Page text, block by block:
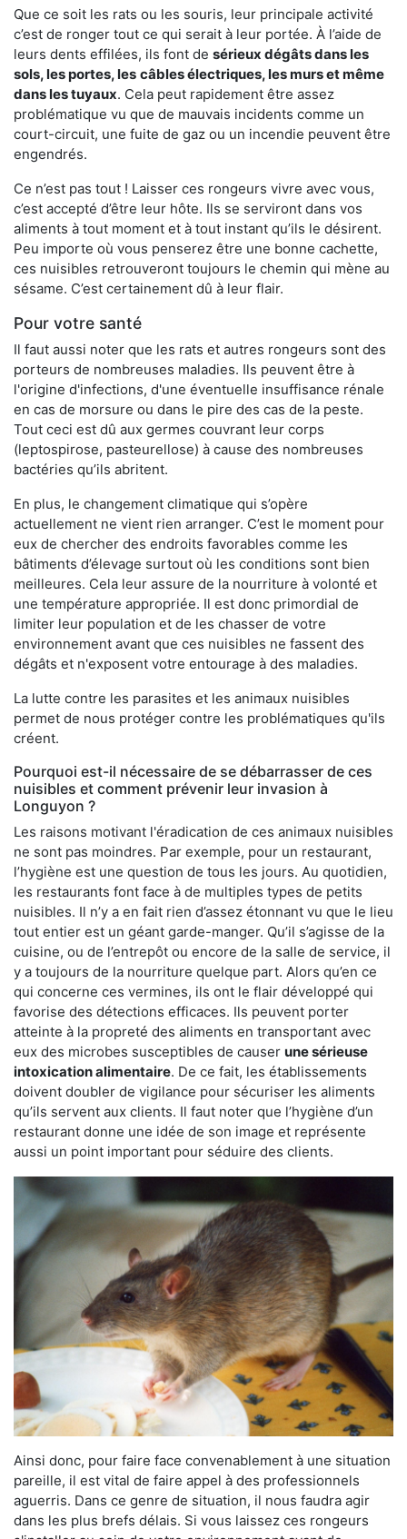
Que ce soit les rats ou les souris, leur principale activité
c’est de ronger tout ce qui serait à leur portée. À l’aide de
leurs dents effilées, ils font de sérieux dégâts dans les
sols, les portes, les câbles électriques, les murs et même
dans les tuyaux. Cela peut rapidement être assez
problématique vu que de mauvais incidents comme un
court-circuit, une fuite de gaz ou un incendie peuvent être
engendrés.
Ce n’est pas tout ! Laisser ces rongeurs vivre avec vous,
c’est accepté d’être leur hôte. Ils se serviront dans vos
aliments à tout moment et à tout instant qu’ils le désirent.
Peu importe où vous penserez être une bonne cachette,
ces nuisibles retrouveront toujours le chemin qui mène au
sésame. C’est certainement dû à leur flair.
Pour votre santé
Il faut aussi noter que les rats et autres rongeurs sont des
porteurs de nombreuses maladies. Ils peuvent être à
l'origine d'infections, d'une éventuelle insuffisance rénale
en cas de morsure ou dans le pire des cas de la peste.
Tout ceci est dû aux germes couvrant leur corps
(leptospirose, pasteurellose) à cause des nombreuses
bactéries qu’ils abritent.
En plus, le changement climatique qui s’opère
actuellement ne vient rien arranger. C’est le moment pour
eux de chercher des endroits favorables comme les
bâtiments d’élevage surtout où les conditions sont bien
meilleures. Cela leur assure de la nourriture à volonté et
une température appropriée. Il est donc primordial de
limiter leur population et de les chasser de votre
environnement avant que ces nuisibles ne fassent des
dégâts et n'exposent votre entourage à des maladies.
La lutte contre les parasites et les animaux nuisibles
permet de nous protéger contre les problématiques qu'ils
créent.
Pourquoi est-il nécessaire de se débarrasser de ces
nuisibles et comment prévenir leur invasion à
Longuyon ?
Les raisons motivant l'éradication de ces animaux nuisibles
ne sont pas moindres. Par exemple, pour un restaurant,
l’hygiène est une question de tous les jours. Au quotidien,
les restaurants font face à de multiples types de petits
nuisibles. Il n’y a en fait rien d’assez étonnant vu que le lieu
tout entier est un géant garde-manger. Qu’il s’agisse de la
cuisine, ou de l’entrepôt ou encore de la salle de service, il
y a toujours de la nourriture quelque part. Alors qu’en ce
qui concerne ces vermines, ils ont le flair développé qui
favorise des détections efficaces. Ils peuvent porter
atteinte à la propreté des aliments en transportant avec
eux des microbes susceptibles de causer une sérieuse
intoxication alimentaire. De ce fait, les établissements
doivent doubler de vigilance pour sécuriser les aliments
qu’ils servent aux clients. Il faut noter que l’hygiène d’un
restaurant donne une idée de son image et représente
aussi un point important pour séduire des clients.
Ainsi donc, pour faire face convenablement à une situation
pareille, il est vital de faire appel à des professionnels
aguerris. Dans ce genre de situation, il nous faudra agir
dans les plus brefs délais. Si vous laissez ces rongeurs